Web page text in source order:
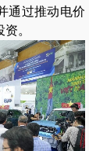
通过推动电价
。